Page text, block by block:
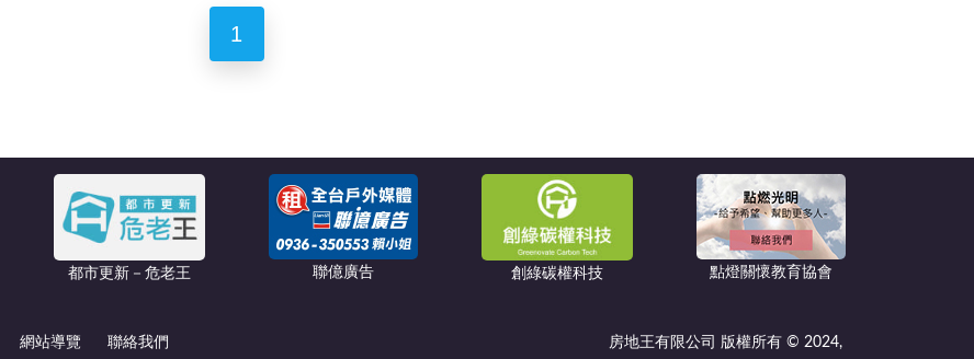
1
都市更新－危老王 聯億廣告 創綠碳權科技 點燈關懷教育協會
網站導覽 聯絡我們 房地王有限公司 版權所有 © 2024,